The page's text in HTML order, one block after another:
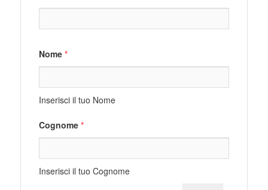
Nome*
Inserisci il tuo Nome
Cognome*
Inserisci il tuo Cognome